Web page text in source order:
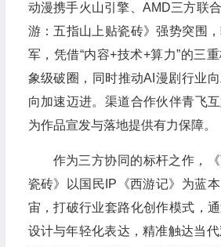
动漫携手火山引擎、AMD三方联
游：五指山上贴瓷砖》强势突围
军，凭借“内容+技术+算力”的三
象级破圈，同时推动AI漫剧行业
向加速迈进。渠道合作伙伴青飞
为作品宣发与落地提供有力保障。
作为三方协同的标杆之作，
瓷砖》以国民IP《西游记》为蓝
宙，打破行业套路化创作模式，
设计与年轻化表达，精准触达当